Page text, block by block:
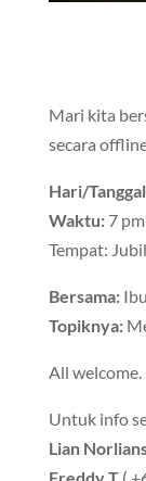
Mari kita
secara
Hari/
Waktu:7 pm
Tempat:
Bersama:
Topiknya:
All welcome.
Untuk info
Lian